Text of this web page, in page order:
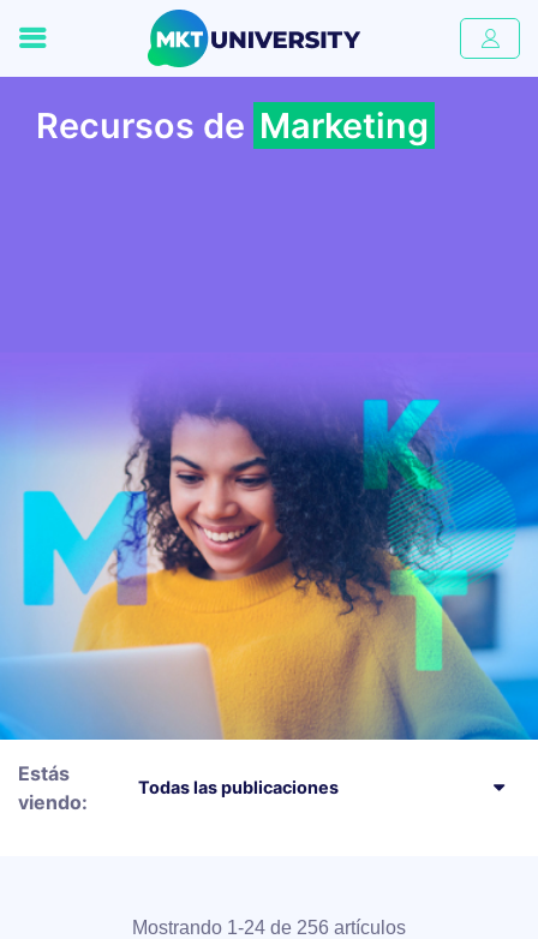
Recursos de Marketing
Estás
viendo:
Mostrando 1-24 de 256 artículos